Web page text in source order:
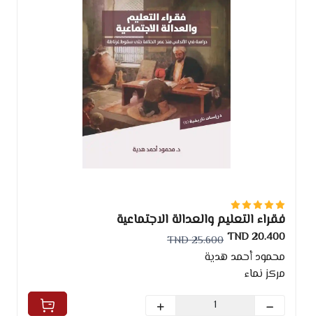
فقراء التعليم والعدالة الاجتماعية
20.400 TND
25.600 TND
محمود أحمد هدية
مركز نماء